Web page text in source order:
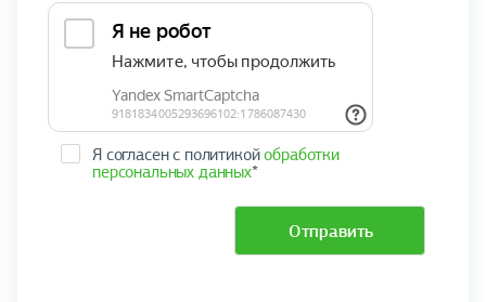
Я согласен с политикойобработки
персональных данных*
Отправить